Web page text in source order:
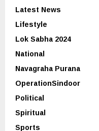
Latest News
Lifestyle
Lok Sabha 2024
National
Navagraha Purana
OperationSindoor
Political
Spiritual
Sports